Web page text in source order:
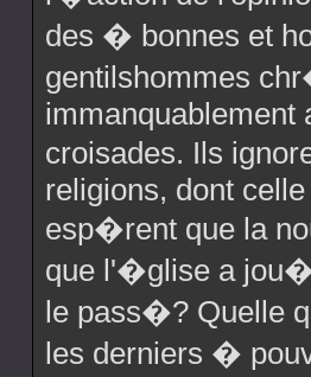
des � bonnes et
gentilshommes
immanquablement
croisades. Ils
religions, dont
esp�rent que la
que l'�glise a
le pass�? Quelle
les derniers �